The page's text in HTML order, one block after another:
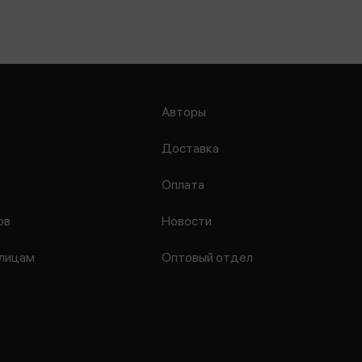
Авторы
Доставка
Оплата
Новости
Оптовый отдел